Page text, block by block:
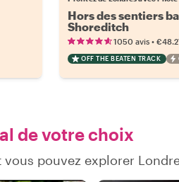
Hors des sentiers
Shoreditch
1050 avis •
OFF THE BEATEN TRACK
de votre choix
pouvez explorer